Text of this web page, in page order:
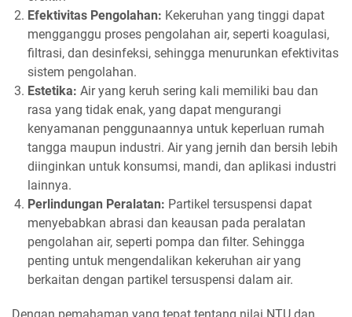
Efektivitas Pengolahan: Kekeruhan yang tinggi dapat
mengganggu proses pengolahan air, seperti koagulasi,
filtrasi, dan desinfeksi, sehingga menurunkan efektivitas
sistem pengolahan.
Estetika: Air yang keruh sering kali memiliki bau dan
rasa yang tidak enak, yang dapat mengurangi
kenyamanan penggunaannya untuk keperluan rumah
tangga maupun industri. Air yang jernih dan bersih lebih
diinginkan untuk konsumsi, mandi, dan aplikasi industri
lainnya.
Perlindungan Peralatan: Partikel tersuspensi dapat
menyebabkan abrasi dan keausan pada peralatan
pengolahan air, seperti pompa dan filter. Sehingga
penting untuk mengendalikan kekeruhan air yang
berkaitan dengan partikel tersuspensi dalam air.